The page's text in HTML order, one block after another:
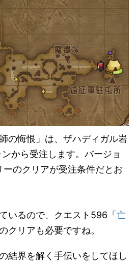
の悔恨」は、ザハディガル岩
から受注します。バージョ
のクリアが受注条件だとお
いるので、クエスト596「 亡
クリアも必要ですね。
結界を解く手伝いをしてほし